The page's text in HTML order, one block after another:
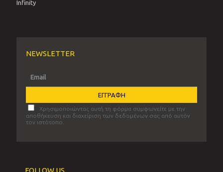
Infinity
NEWSLETTER
Χρησιμοποιώντας αυτή τη φόρμα συμφωνείτε με την
αποθήκευση και διαχείριση των δεδομένων σας από αυτόν
τον ιστότοπο.